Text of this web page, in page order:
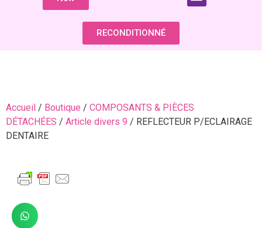
RECONDITIONNÉ
Accueil / Boutique / COMPOSANTS & PIÈCES
DÉTACHÉES / Article divers 9 / REFLECTEUR P/ECLAIRAGE
DENTAIRE